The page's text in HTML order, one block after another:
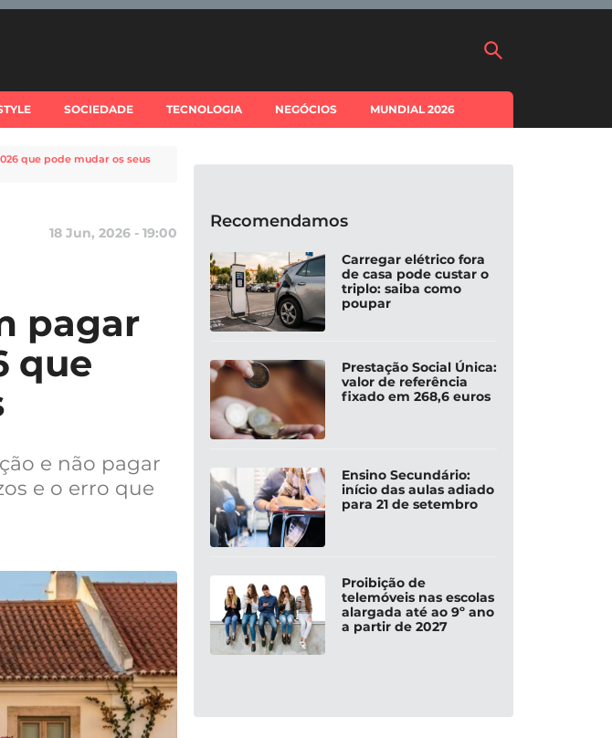
SOCIEDADE TECNOLOGIA NEGÓCIOS MUNDIAL 2026
que pode mudar os seus
18 Jun, 2026 - 19:00
pagar
que
e não pagar
e o erro que
Recomendamos
Carregar elétrico fora
de casa pode custar o
triplo: saiba como
poupar
Prestação Social Única:
valor de referência
fixado em 268,6 euros
Ensino Secundário:
início das aulas adiado
para 21 de setembro
Proibição de
telemóveis nas escolas
alargada até ao 9º ano
a partir de 2027